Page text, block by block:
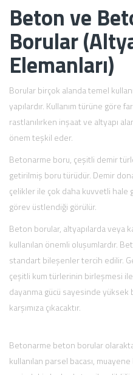
Beton ve
Borular
Elemanları)
Borular birçok alanda temel
yapılardır. Kullanım türüne göre
rastlanılırken inşaat ve altyapı
önem teşkil eder.
Betonarme boru, çeşitli demir
getirilmiş boru türüdür. Demir
çelikler ile çok daha kuvvetli hale
görev üstlendiği görülür.
Beton borular, altyapılarda veya
kullanılan önemli oluşumlardır.
standart bileşenler tercih edilir.
çeşitli kum türlerinin birleşmesi
dayanma gücü sayesinde yüksek
karşımıza çıkacaktır.
Betonarme beton borular
kullanılan parsel bacası,